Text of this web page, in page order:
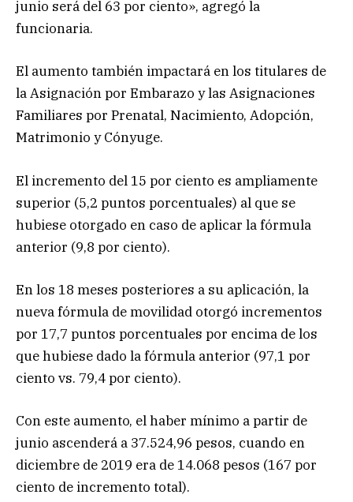
junio será del 63 por ciento», agregó la
funcionaria.
El aumento también impactará en los titulares de
la Asignación por Embarazo y las Asignaciones
Familiares por Prenatal, Nacimiento, Adopción,
Matrimonio y Cónyuge.
El incremento del 15 por ciento es ampliamente
superior (5,2 puntos porcentuales) al que se
hubiese otorgado en caso de aplicar la fórmula
anterior (9,8 por ciento).
En los 18 meses posteriores a su aplicación, la
nueva fórmula de movilidad otorgó incrementos
por 17,7 puntos porcentuales por encima de los
que hubiese dado la fórmula anterior (97,1 por
ciento vs. 79,4 por ciento).
Con este aumento, el haber mínimo a partir de
junio ascenderá a 37.524,96 pesos, cuando en
diciembre de 2019 era de 14.068 pesos (167 por
ciento de incremento total).